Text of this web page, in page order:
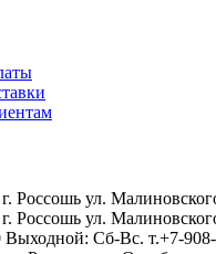
Россошь ул.
Россошь ул.
Выходной: Сб-Вс. т.+7-